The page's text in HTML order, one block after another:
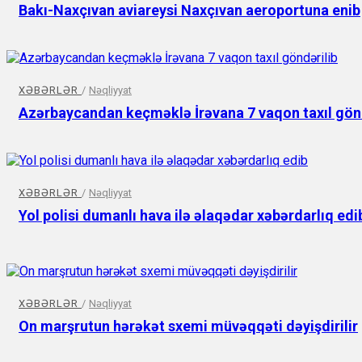
Bakı-Naxçıvan aviareysi Naxçıvan aeroportuna enib
XƏBƏRLƏR / Nəqliyyat
Azərbaycandan keçməklə İrəvana 7 vaqon taxıl
XƏBƏRLƏR / Nəqliyyat
Yol polisi dumanlı hava ilə əlaqədar xəbərdarlıq
XƏBƏRLƏR / Nəqliyyat
On marşrutun hərəkət sxemi müvəqqəti dəyişdirilir